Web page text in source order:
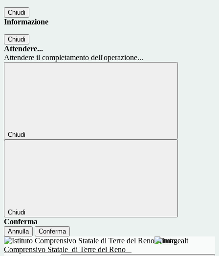
Chiudi
Informazione
Chiudi
Attendere...
Attendere il completamento dell'operazione...
Chiudi
Chiudi
Conferma
Annulla Conferma
Istituto
Comprensivo Statale di Terre del Reno